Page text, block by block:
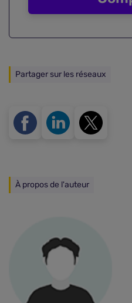
Partager sur les réseaux
À propos de l'auteur